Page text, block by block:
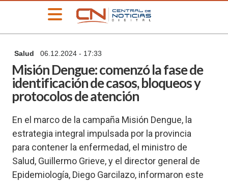
PORTADA
Deportes
Información
General
Locales
Salud 06.12.2024 - 17:33
Misión Dengue: comenzó la fase de
identificación de casos, bloqueos y
protocolos de atención
En el marco de la campaña Misión Dengue, la
estrategia integral impulsada por la provincia
para contener la enfermedad, el ministro de
Salud, Guillermo Grieve, y el director general de
Epidemiología, Diego Garcilazo, informaron este